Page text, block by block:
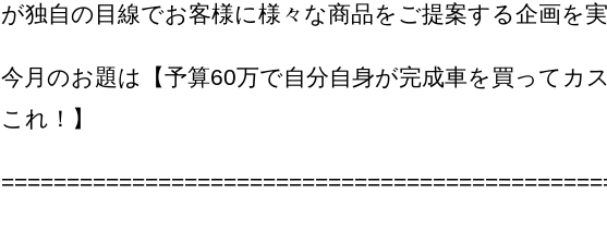
が独自の目線でお客様に様々な商品をご提案する企画を
今月のお題は【予算60万で自分自身が完成車を買ってカ
これ！】